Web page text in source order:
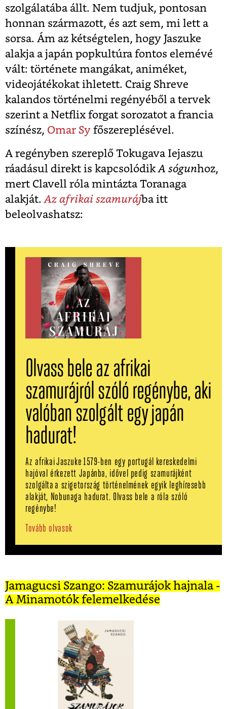
szolgálatába állt. Nem tudjuk, pontosan
honnan származott, és azt sem, mi lett a
sorsa. Ám az kétségtelen, hogy Jaszuke
alakja a japán popkultúra fontos elemévé
vált: története mangákat, animéket,
videojátékokat ihletett. Craig Shreve
kalandos történelmi regényéből a tervek
szerint a Netflix forgat sorozatot a francia
színész, Omar Sy főszereplésével.
A regényben szereplő Tokugava Iejaszu
ráadásul direkt is kapcsolódik A sógunhoz,
mert Clavell róla mintázta Toranaga
alakját. Az afrikai szamurájba itt
beleolvashatsz:
Olvass bele az afrikai
szamurájról szóló regénybe, aki
valóban szolgált egy japán
hadurat!
Az afrikai Jaszuke 1579-ben egy portugál kereskedelmi
hajóval érkezett Japánba, idővel pedig szamurájként
szolgálta a szigetország történelmének egyik leghíresebb
alakját, Nobunaga hadurat. Olvass bele a róla szóló
regénybe!
Tovább olvasok
Jamagucsi Szango: Szamurájok hajnala -
A Minamotók felemelkedése